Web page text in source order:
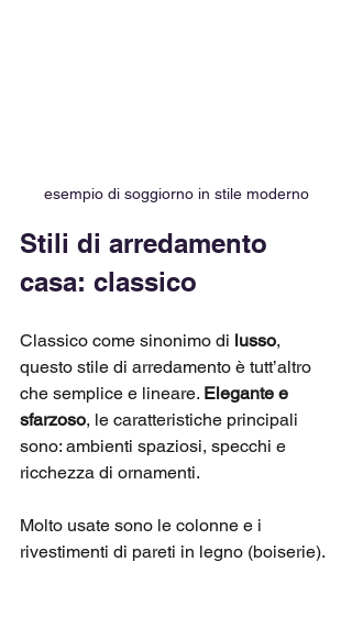
esempio di soggiorno in stile moderno
Stili di arredamento
casa: classico
Classico come sinonimo di lusso,
questo stile di arredamento è tutt’altro
che semplice e lineare. Elegante e
sfarzoso, le caratteristiche principali
sono: ambienti spaziosi, specchi e
ricchezza di ornamenti.
Molto usate sono le colonne e i
rivestimenti di pareti in legno (boiserie).